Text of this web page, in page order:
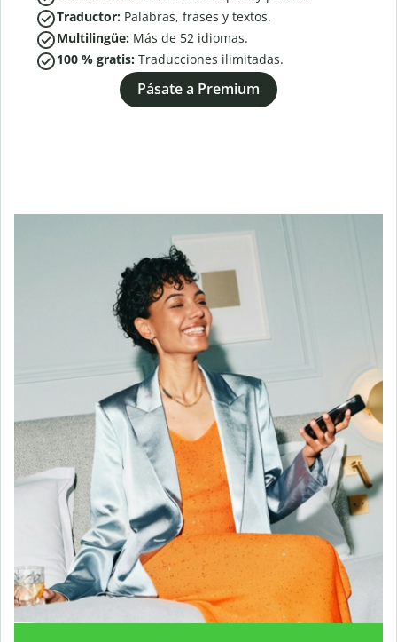
Traductor: Palabras, frases y textos.
Multilingüe: Más de 52 idiomas.
100 % gratis: Traducciones ilimitadas.
Pásate a Premium